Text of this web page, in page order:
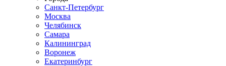
Санкт-Петербург
Москва
Челябинск
Самара
Калининград
Воронеж
Екатеринбург